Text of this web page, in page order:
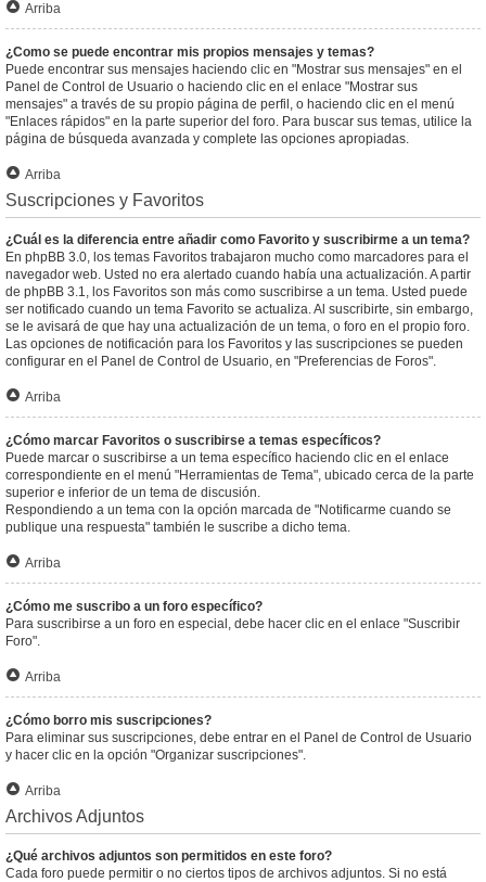
Arriba
¿Como se puede encontrar mis propios mensajes y temas?
Puede encontrar sus mensajes haciendo clic en "Mostrar sus mensajes" en el
Panel de Control de Usuario o haciendo clic en el enlace "Mostrar sus
mensajes" a través de su propio página de perfil, o haciendo clic en el menú
"Enlaces rápidos" en la parte superior del foro. Para buscar sus temas, utilice la
página de búsqueda avanzada y complete las opciones apropiadas.
Arriba
Suscripciones y Favoritos
¿Cuál es la diferencia entre añadir como Favorito y suscribirme a un tema?
En phpBB 3.0, los temas Favoritos trabajaron mucho como marcadores para el
navegador web. Usted no era alertado cuando había una actualización. A partir
de phpBB 3.1, los Favoritos son más como suscribirse a un tema. Usted puede
ser notificado cuando un tema Favorito se actualiza. Al suscribirte, sin embargo,
se le avisará de que hay una actualización de un tema, o foro en el propio foro.
Las opciones de notificación para los Favoritos y las suscripciones se pueden
configurar en el Panel de Control de Usuario, en "Preferencias de Foros".
Arriba
¿Cómo marcar Favoritos o suscribirse a temas específicos?
Puede marcar o suscribirse a un tema específico haciendo clic en el enlace
correspondiente en el menú "Herramientas de Tema", ubicado cerca de la parte
superior e inferior de un tema de discusión.
Respondiendo a un tema con la opción marcada de "Notificarme cuando se
publique una respuesta" también le suscribe a dicho tema.
Arriba
¿Cómo me suscribo a un foro específico?
Para suscribirse a un foro en especial, debe hacer clic en el enlace "Suscribir
Foro".
Arriba
¿Cómo borro mis suscripciones?
Para eliminar sus suscripciones, debe entrar en el Panel de Control de Usuario
y hacer clic en la opción "Organizar suscripciones".
Arriba
Archivos Adjuntos
¿Qué archivos adjuntos son permitidos en este foro?
Cada foro puede permitir o no ciertos tipos de archivos adjuntos. Si no está